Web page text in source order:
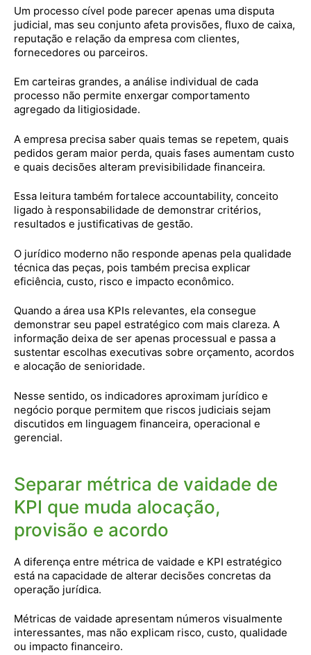
Um processo cível pode parecer apenas uma disputa
judicial, mas seu conjunto afeta provisões, fluxo de caixa,
reputação e relação da empresa com clientes,
fornecedores ou parceiros.
Em carteiras grandes, a análise individual de cada
processo não permite enxergar comportamento
agregado da litigiosidade.
A empresa precisa saber quais temas se repetem, quais
pedidos geram maior perda, quais fases aumentam custo
e quais decisões alteram previsibilidade financeira.
Essa leitura também fortalece accountability, conceito
ligado à responsabilidade de demonstrar critérios,
resultados e justificativas de gestão.
O jurídico moderno não responde apenas pela qualidade
técnica das peças, pois também precisa explicar
eficiência, custo, risco e impacto econômico.
Quando a área usa KPIs relevantes, ela consegue
demonstrar seu papel estratégico com mais clareza. A
informação deixa de ser apenas processual e passa a
sustentar escolhas executivas sobre orçamento, acordos
e alocação de senioridade.
Nesse sentido, os indicadores aproximam jurídico e
negócio porque permitem que riscos judiciais sejam
discutidos em linguagem financeira, operacional e
gerencial.
Separar métrica de vaidade de
KPI que muda alocação,
provisão e acordo
A diferença entre métrica de vaidade e KPI estratégico
está na capacidade de alterar decisões concretas da
operação jurídica.
Métricas de vaidade apresentam números visualmente
interessantes, mas não explicam risco, custo, qualidade
ou impacto financeiro.